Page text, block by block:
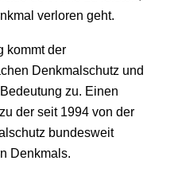
verloren geht.
kommt der
Denkmalschutz und
zu. Einen
der seit 1994 von der
bundesweit
Denkmals.